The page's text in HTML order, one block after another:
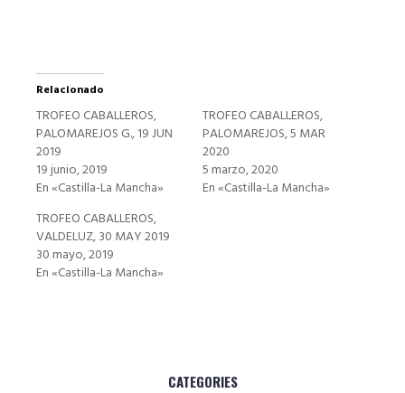
Relacionado
TROFEO CABALLEROS,
PALOMAREJOS G., 19 JUN
2019
19 junio, 2019
En «Castilla-La Mancha»
TROFEO CABALLEROS,
PALOMAREJOS, 5 MAR
2020
5 marzo, 2020
En «Castilla-La Mancha»
TROFEO CABALLEROS,
VALDELUZ, 30 MAY 2019
30 mayo, 2019
En «Castilla-La Mancha»
CATEGORIES